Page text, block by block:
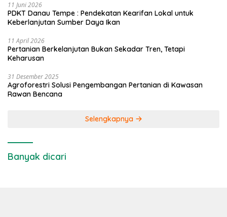
11 Juni 2026
PDKT Danau Tempe : Pendekatan Kearifan Lokal untuk
Keberlanjutan Sumber Daya Ikan
11 April 2026
Pertanian Berkelanjutan Bukan Sekadar Tren, Tetapi
Keharusan
31 Desember 2025
Agroforestri Solusi Pengembangan Pertanian di Kawasan
Rawan Bencana
Selengkapnya
Banyak dicari